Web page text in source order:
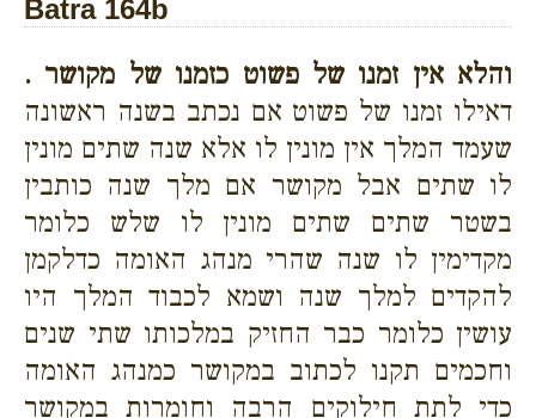
Batra 164b
והלא אין זמנו של פשוט כזמנו של מקושר .
דאילו זמנו של פשוט אם נכתב בשנה ראשונה
שעמד המלך אין מונין לו אלא שנה שתים מונין
לו שתים אבל מקושר אם מלך שנה כותבין
בשטר שתים שתים מונין לו שלש כלומר
מקדימין לו שנה שהרי מנהג האומה כדלקמן
להקדים למלך שנה ושמא לכבוד המלך היו
עושין כלומר כבר החזיק במלכותו שתי שנים
וחכמים תקנו לכתוב במקושר כמנהג האומה
כדי לתת חילוקים הרבה וחומרות במקושר